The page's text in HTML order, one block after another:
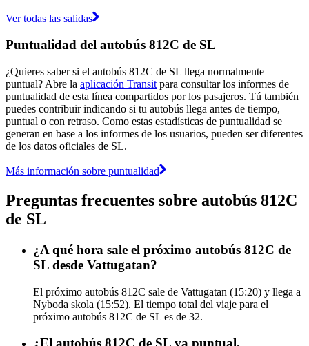
Ver todas las salidas
Puntualidad del autobús 812C de SL
¿Quieres saber si el autobús 812C de SL llega normalmente
puntual? Abre la aplicación Transit para consultar los informes de
puntualidad de esta línea compartidos por los pasajeros. Tú también
puedes contribuir indicando si tu autobús llega antes de tiempo,
puntual o con retraso. Como estas estadísticas de puntualidad se
generan en base a los informes de los usuarios, pueden ser diferentes
de los datos oficiales de SL.
Más información sobre puntualidad
Preguntas frecuentes sobre autobús 812C
de SL
¿A qué hora sale el próximo autobús 812C de
SL desde Vattugatan?
El próximo autobús 812C sale de Vattugatan (15:20) y llega a
Nyboda skola (15:52). El tiempo total del viaje para el
próximo autobús 812C de SL es de 32.
¿El autobús 812C de SL va puntual,